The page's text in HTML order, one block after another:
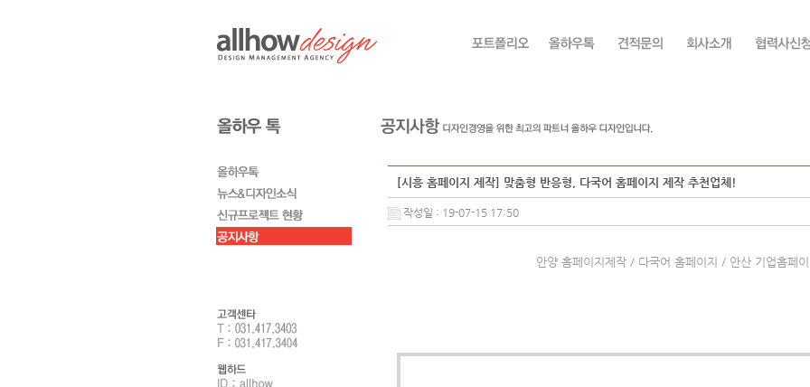
[시흥 홈페이지 제작] 맞춤형 반응형, 다국어 홈페이지 제작 추천업체!
작성일 : 19-07-15 17:50
안양 홈페이지제작 / 다국어 홈페이지 / 안산 기업홈페